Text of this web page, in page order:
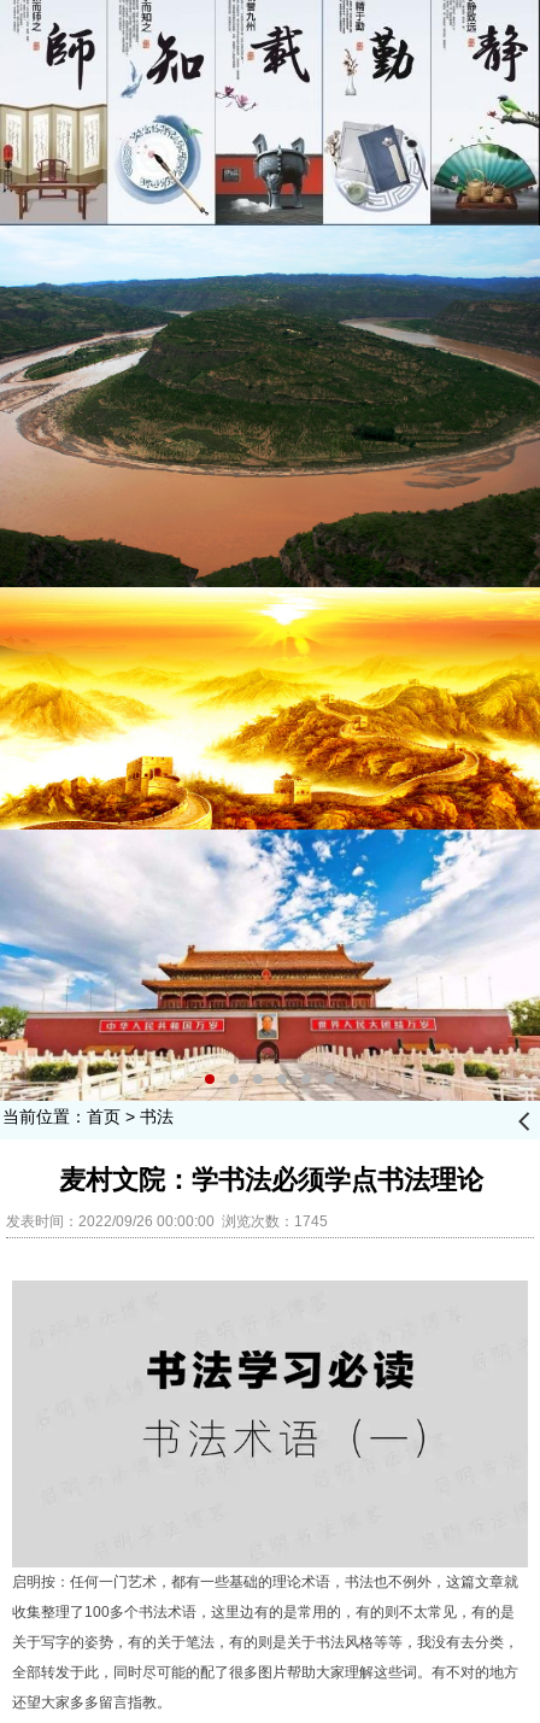
当前位置： 首页> 书法 󰊒
麦村文院：学书法必须学点书法理论
发表时间：2022/09/26 00:00:00 浏览次数：1745
启明按：任何一门艺术，都有一些基础的理论术语，书法也不例外，这篇文章就
收集整理了100多个书法术语，这里边有的是常用的，有的则不太常见，有的是
关于写字的姿势，有的关于笔法，有的则是关于书法风格等等，我没有去分类，
全部转发于此，同时尽可能的配了很多图片帮助大家理解这些词。有不对的地方
还望大家多多留言指教。